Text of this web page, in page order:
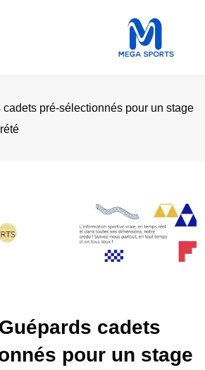
cadets pré-sélectionnés pour un stage
cadets
pour un stage